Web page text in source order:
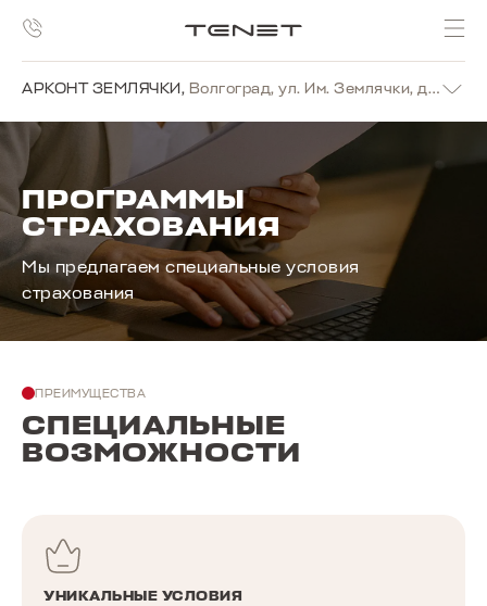
АРКОНТ ЗЕМЛЯЧКИ, Волгоград, ул. Им. Землячки, д. 19г
ПРОГРАММЫ
СТРАХОВАНИЯ
Мы предлагаем специальные условия
страхования
ПРЕИМУЩЕСТВА
СПЕЦИАЛЬНЫЕ
ВОЗМОЖНОСТИ
УНИКАЛЬНЫЕ УСЛОВИЯ